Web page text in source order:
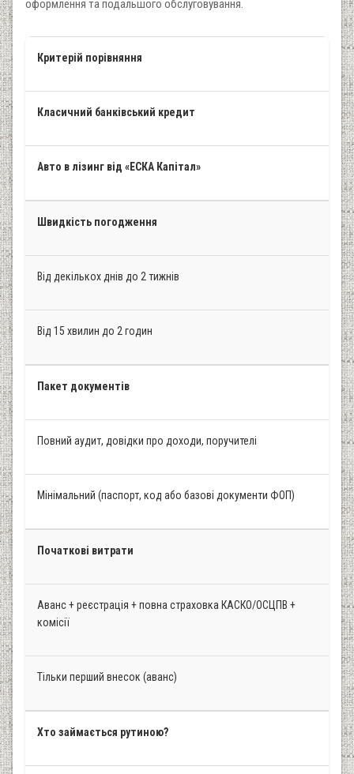
оформлення та подальшого обслуговування.
Критерій порівняння
Класичний банківський кредит
Авто в лізинг від «ЕСКА Капітал»
Швидкість погодження
Від декількох днів до 2 тижнів
Від 15 хвилин до 2 годин
Пакет документів
Повний аудит, довідки про доходи, поручителі
Мінімальний (паспорт, код або базові документи ФОП)
Початкові витрати
Аванс + реєстрація + повна страховка КАСКО/ОСЦПВ +
комісії
Тільки перший внесок (аванс)
Хто займається рутиною?